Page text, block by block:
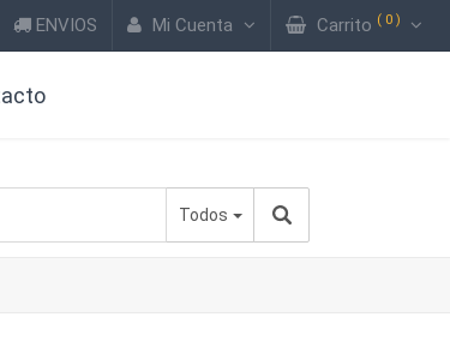
ENVIOS Mi Cuenta Carrito ( 0 )
Todos